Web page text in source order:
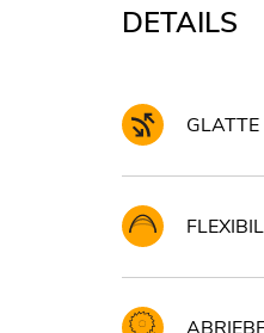
DETAILS